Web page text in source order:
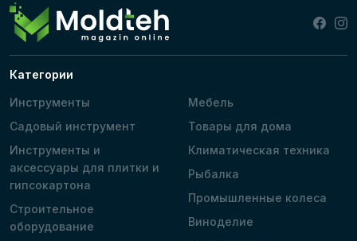
Категории
Инструменты
Садовый инструмент
Инструменты и
аксессуары для плитки и
гипсокартона
Строительное
оборудование
Мебель
Товары для дома
Климатическая техника
Рыбалка
Промышленные колеса
Виноделие